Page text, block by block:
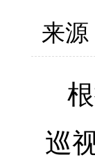
来源
巡